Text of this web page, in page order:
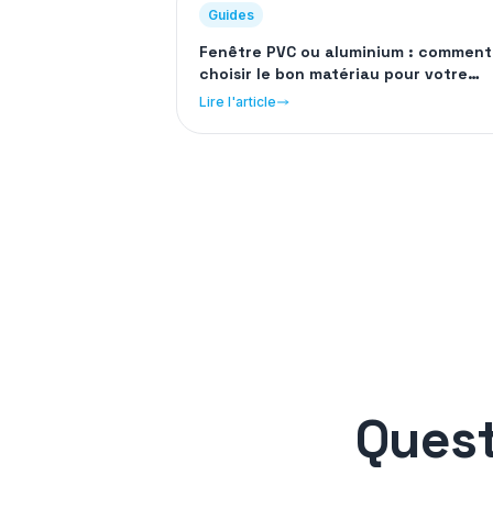
Guides
Fenêtre PVC ou aluminium : comment
choisir le bon matériau pour votre
habitat
Lire l'article